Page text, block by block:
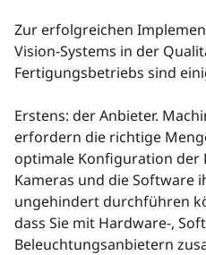
Zur erfolgreichen
Vision-Systems in der
Fertigungsbetriebs sind
Erstens: der Anbieter.
erfordern die richtige
optimale Konfiguration der
Kameras und die Software
ungehindert durchführen
dass Sie mit Hardware-,
Beleuchtungsanbietern